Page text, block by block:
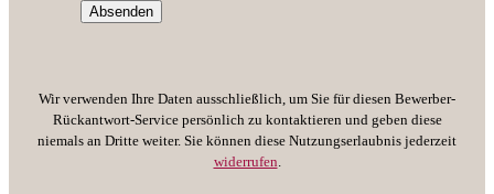
Wir verwenden Ihre Daten ausschließlich, um Sie für diesen Bewerber-
Rückantwort-Service persönlich zu kontaktieren und geben diese
niemals an Dritte weiter. Sie können diese Nutzungserlaubnis jederzeit
widerrufen.